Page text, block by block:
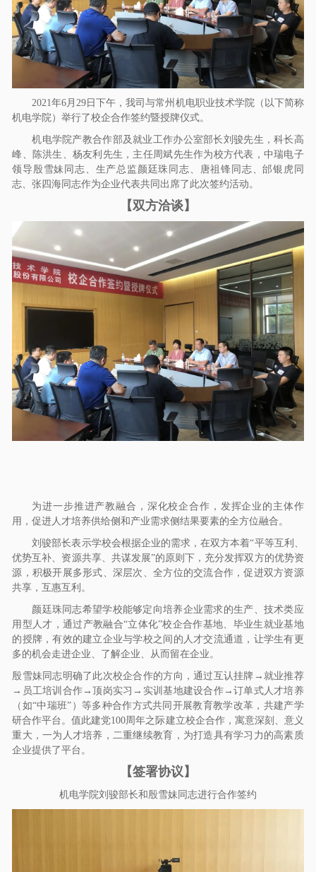
2021年6月29日下午，我司与常州机电职业技术学院（以下简称
机电学院）举行了校企合作签约暨授牌仪式。
机电学院产教合作部及就业工作办公室部长刘骏先生，科长高
峰、陈洪生、杨友利先生，主任周斌先生作为校方代表，中瑞电子
领导殷雪妹 同志、生产总监颜廷珠 同志、唐祖锋 同志、邰银虎 同
志、张四海 同志作为企业代表共同出席了此次签约活动。
【双方洽谈】
为进一步推进产教融合，深化校企合作，发挥企业的主体作
用，促进人才培养供给侧和产业需求侧结果要素的全方位融合。
刘骏部长表示学校会根据企业的需求，在双方本着“平等互利、
优势互补、资源共享、共谋发展”的原则下，充分发挥双方的优势资
源，积极开展多形式、深层次、全方位的交流合作，促进双方资源
共享，互惠互利。
颜廷珠 同志希望学校能够定向培养企业需求的生产、技术类应
用型人才，通过产教融合“立体化”校企合作基地、毕业生就业基地
的授牌，有效的建立企业与学校之间的人才交流通道，让学生有更
多的机会走进企业、了解企业、从而留在企业。
殷雪妹 同志明确了此次校企合作的方向，通过互认挂牌→就业推荐
→员工培训合作→顶岗实习→实训基地建设合作→订单式人才培养
（如“中瑞班”）等多种合作方式共同开展教育教学改革，共建产学
研合作平台。值此建党100周年之际建立校企合作，寓意深刻、意义
重大，一为人才培养，二重继续教育，为打造具有学习力的高素质
企业提供了平台。
【签署协议】
机电学院刘骏部长和殷雪妹 同志进行合作签约